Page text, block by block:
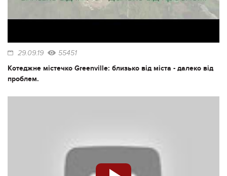
29.09.19 55451
Котеджне містечко Greenville: близько від міста - далеко від
проблем.